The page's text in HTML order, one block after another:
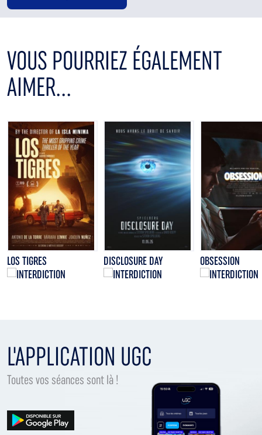
VOUS POURRIEZ ÉGALEMENT
AIMER...
LOS TIGRES DISCLOSURE DAY OBSESSION
L'APPLICATION UGC
Toutes vos séances sont là !